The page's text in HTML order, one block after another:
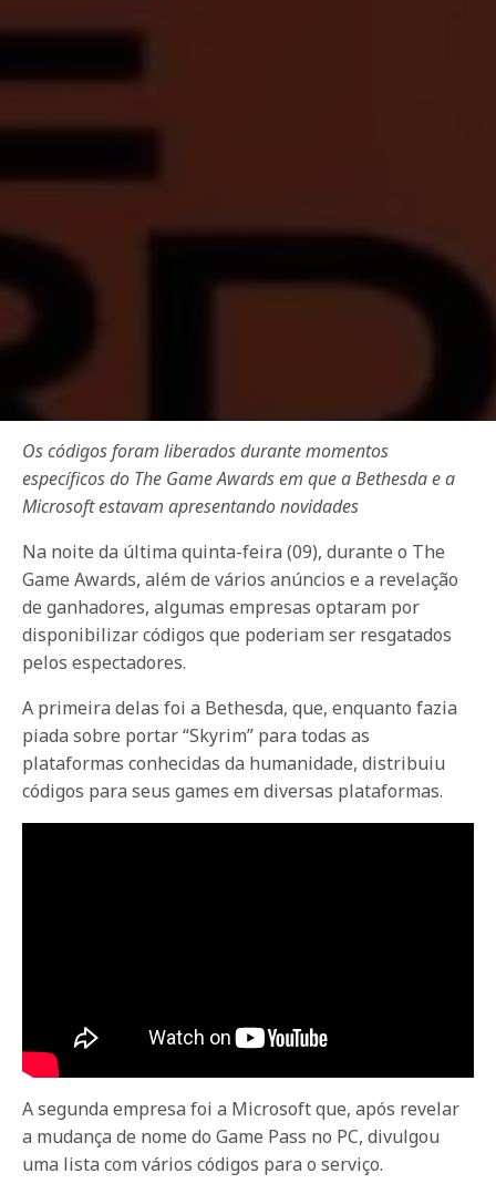
Os códigos foram liberados durante momentos
específicos do The Game Awards em que a Bethesda e a
Microsoft estavam apresentando novidades
Na noite da última quinta-feira (09), durante o The
Game Awards, além de vários anúncios e a revelação
de ganhadores, algumas empresas optaram por
disponibilizar códigos que poderiam ser resgatados
pelos espectadores.
A primeira delas foi a Bethesda, que, enquanto fazia
piada sobre portar “Skyrim” para todas as
plataformas conhecidas da humanidade, distribuiu
códigos para seus games em diversas plataformas.
A segunda empresa foi a Microsoft que, após revelar
a mudança de nome do Game Pass no PC, divulgou
uma lista com vários códigos para o serviço.